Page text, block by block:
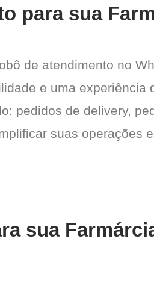
para sua
de atendimento no
e uma experiência
pedidos de delivery,
suas operações
sua